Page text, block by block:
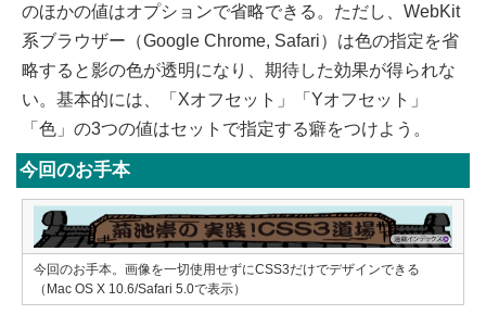
のほかの値はオプションで省略できる。ただし、WebKit
系ブラウザー（Google Chrome, Safari）は色の指定を省
略すると影の色が透明になり、期待した効果が得られな
い。基本的には、「Xオフセット」「Yオフセット」
「色」の3つの値はセットで指定する癖をつけよう。
今回のお手本
今回のお手本。画像を一切使用せずにCSS3だけでデザインできる
（Mac OS X 10.6/Safari 5.0で表示）